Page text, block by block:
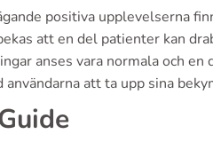
positiva upplevelserna
att en del patienter kan
anses vara normala och
att ta upp sina